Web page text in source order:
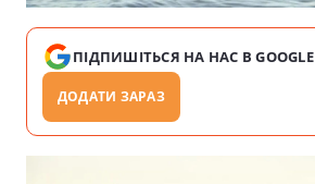
ПІДПИШІТЬСЯ НА НАС В GOOGLE
ДОДАТИ ЗАРАЗ